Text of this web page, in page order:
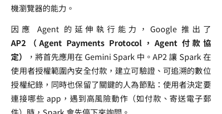
機瀏覽器的能力。
因應 Agent 的延伸執行能力，Google 推出了
AP2（Agent Payments Protocol，Agent 付款協
定）
，將首先應用在 Gemini Spark 中。AP2 讓 Spark 在
使用者授權範圍內安全付款，建立可驗證、可追溯的數位
授權紀錄，同時也保留了關鍵的人為節點：使用者決定要
連接哪些 app，遇到高風險動作（如付款、寄送電子郵